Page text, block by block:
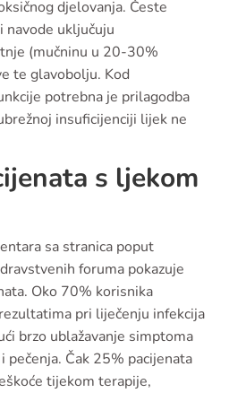
djelovanja. Česte
navode uključuju
(mučninu u 20-30%
te glavobolju. Kod
potrebna je prilagodba
insuficijenciji lijek ne
s ljekom
sa stranica poput
foruma pokazuje
Oko 70% korisnika
pri liječenju infekcija
brzo ublažavanje simptoma
pečenja. Čak 25% pacijenata
tijekom terapije,